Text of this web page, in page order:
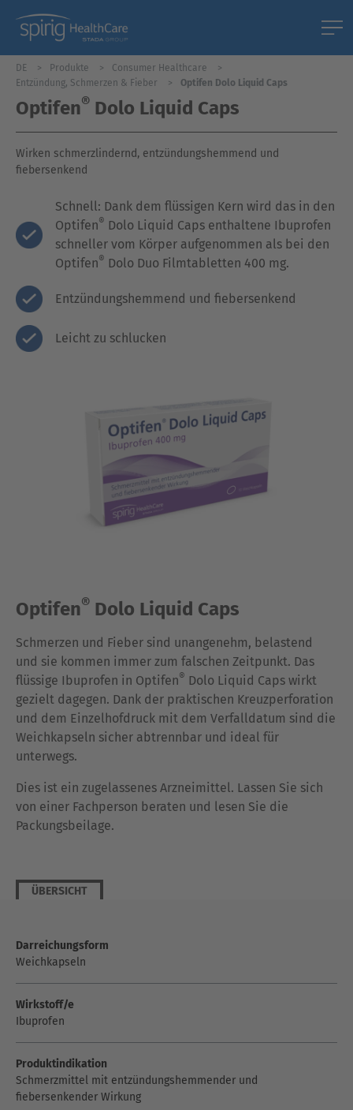
DE Produkte
Consumer Healthcare
Entzündung, Schmerzen & Fieber
Optifen Dolo Liquid Caps
Optifen® Dolo Liquid Caps
Wirken schmerzlindernd, entzündungshemmend und
fiebersenkend
Schnell: Dank dem flüssigen Kern wird das in den
Optifen® Dolo Liquid Caps enthaltene Ibuprofen
schneller vom Körper aufgenommen als bei den
Optifen® Dolo Duo Filmtabletten 400 mg.
Entzündungshemmend und fiebersenkend
Leicht zu schlucken
Optifen® Dolo Liquid Caps
Schmerzen und Fieber sind unangenehm, belastend
und sie kommen immer zum falschen Zeitpunkt. Das
flüssige Ibuprofen in Optifen® Dolo Liquid Caps wirkt
gezielt dagegen. Dank der praktischen Kreuzperforation
und dem Einzelhofdruck mit dem Verfalldatum sind die
Weichkapseln sicher abtrennbar und ideal für
unterwegs.
Dies ist ein zugelassenes Arzneimittel. Lassen Sie sich
von einer Fachperson beraten und lesen Sie die
Packungsbeilage.
ÜBERSICHT
Darreichungsform
Weichkapseln
Wirkstoff/e
Ibuprofen
Produktindikation
Schmerzmittel mit entzündungshemmender und
fiebersenkender Wirkung